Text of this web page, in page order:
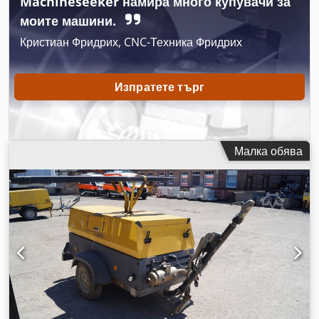
моите машини.
Кристиан Фридрих, CNC-Техника Фридрих
Изпратете търг
Малка обява